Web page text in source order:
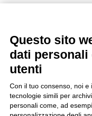
Modello
Condizioni
Questo sito
dati
utenti
Con il tuo consenso, noi
tecnologie simili per
personali come, ad